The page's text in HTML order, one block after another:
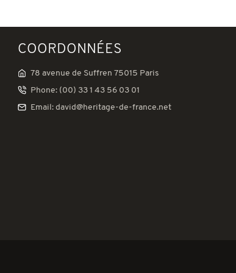
COORDONNÉES
78 avenue de Suffren 75015 Paris
Phone: (00) 33 1 43 56 03 01
Email: david@heritage-de-france.net
vos préférences pour contrôler la manière